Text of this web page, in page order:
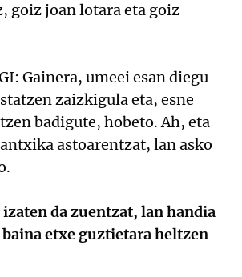
goiz joan lotara eta goiz
Gainera, umeei esan diegu
zaizkigula eta, esne
badigute, hobeto. Ah, eta
astoarentzat, lan asko
izaten da zuentzat, lan handia
etxe guztietara heltzen